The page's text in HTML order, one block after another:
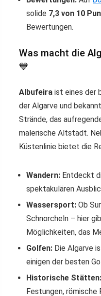
solide 7,3 von 10
Bewertungen.
Was macht die
💙
Albufeira ist eines der
der Algarve und
Strände, das
malerische Altstadt.
Küstenlinie bietet die
Wandern: Entdeckt
spektakulären
Wassersport: Ob
Schnorcheln – hier
Möglichkeiten, das
Golfen: Die Algarve
einigen der besten
Historische Stätten:
Festungen, römische